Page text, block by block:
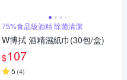
75%食品級酒精 除菌清潔
W博拭 酒精濕紙巾(30包/盒)
$107
5 (4)